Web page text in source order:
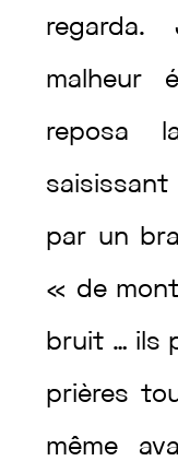
regarda.
malheur
reposa
saisissant
par un
« de
bruit … ils
prières
même